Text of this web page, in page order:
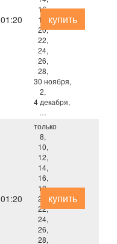
01:20
16,
18,
20,
22,
24,
26,
28,
30 ноября,
2,
4 декабря,
…
купить
01:20
только
8,
10,
12,
14,
16,
18,
20,
22,
24,
26,
28,
купить